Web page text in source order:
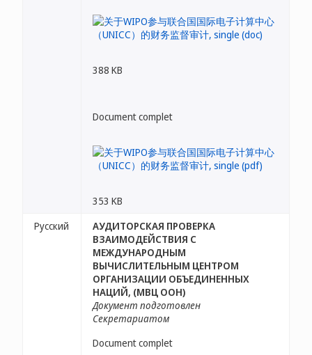
388 KB
Document complet
353 KB
Русский
АУДИТОРСКАЯ ПРОВЕРКА
ВЗАИМОДЕЙСТВИЯ С
МЕЖДУНАРОДНЫМ
ВЫЧИСЛИТЕЛЬНЫМ ЦЕНТРОМ
ОРГАНИЗАЦИИ ОБЪЕДИНЕННЫХ
НАЦИЙ, (МВЦ ООН)
Документ подготовлен
Секретариатом
Document complet